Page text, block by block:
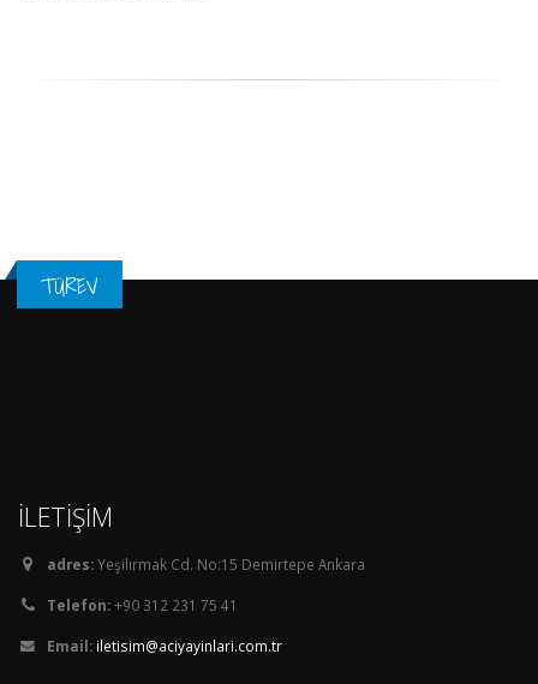
TÜREV
İLETİŞİM
adres:Yeşilırmak Cd. No:15 Demirtepe Ankara
Telefon:+90 312 231 75 41
Email: iletisim@aciyayinlari.com.tr